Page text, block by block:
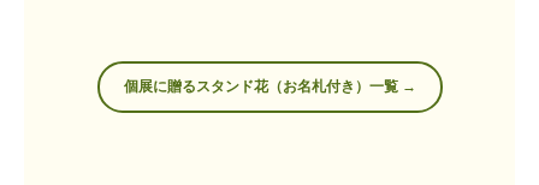
個展に贈るスタンド花（お名札付き）一覧 →